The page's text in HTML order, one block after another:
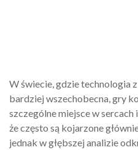
W świecie, gdzie technologia
bardziej wszechobecna, gry
szczególne miejsce w sercach
że często są kojarzone
jednak w głębszej analizie